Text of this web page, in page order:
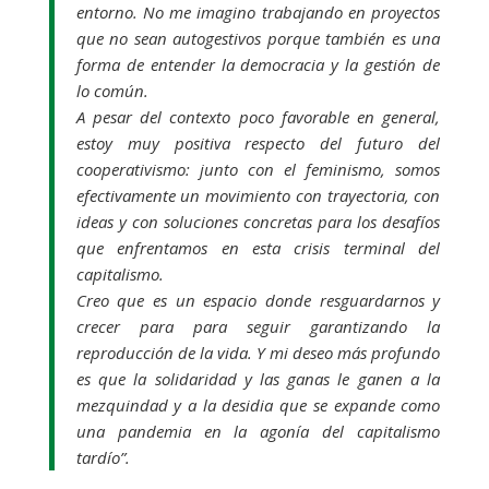
entorno. No me imagino trabajando en proyectos
que no sean autogestivos porque también es una
forma de entender la democracia y la gestión de
lo común.
A pesar del contexto poco favorable en general,
estoy muy positiva respecto del futuro del
cooperativismo: junto con el feminismo, somos
efectivamente un movimiento con trayectoria, con
ideas y con soluciones concretas para los desafíos
que enfrentamos en esta crisis terminal del
capitalismo.
Creo que es un espacio donde resguardarnos y
crecer para para seguir garantizando la
reproducción de la vida. Y mi deseo más profundo
es que la solidaridad y las ganas le ganen a la
mezquindad y a la desidia que se expande como
una pandemia en la agonía del capitalismo
tardío”.